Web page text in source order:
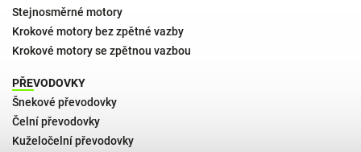
Stejnosměrné motory
Krokové motory bez zpětné vazby
Krokové motory se zpětnou vazbou
PŘEVODOVKY
Šnekové převodovky
Čelní převodovky
Kuželočelní převodovky